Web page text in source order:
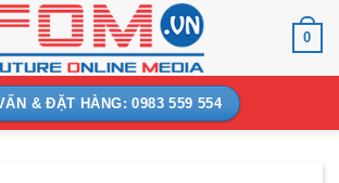
0
& ĐẶT HÀNG: 0983 559 554